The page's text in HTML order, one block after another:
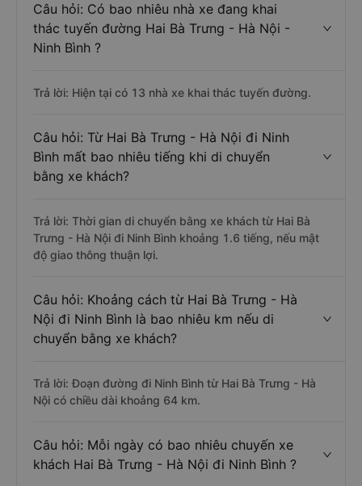
Câu hỏi: Có bao nhiêu nhà xe đang khai
thác tuyến đường Hai Bà Trưng - Hà Nội -
Ninh Bình ?
Trả lời: Hiện tại có 13 nhà xe khai thác tuyến đường.
Câu hỏi: Từ Hai Bà Trưng - Hà Nội đi Ninh
Bình mất bao nhiêu tiếng khi di chuyển
bằng xe khách?
Trả lời: Thời gian di chuyển bằng xe khách từ Hai Bà
Trưng - Hà Nội đi Ninh Bình khoảng 1.6 tiếng, nếu mật
độ giao thông thuận lợi.
Câu hỏi: Khoảng cách từ Hai Bà Trưng - Hà
Nội đi Ninh Bình là bao nhiêu km nếu di
chuyển bằng xe khách?
Trả lời: Đoạn đường đi Ninh Bình từ Hai Bà Trưng - Hà
Nội có chiều dài khoảng 64 km.
Câu hỏi: Mỗi ngày có bao nhiêu chuyến xe
khách Hai Bà Trưng - Hà Nội đi Ninh Bình ?